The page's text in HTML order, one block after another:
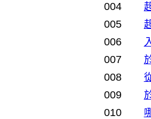
004
005
006
007
008
009
010